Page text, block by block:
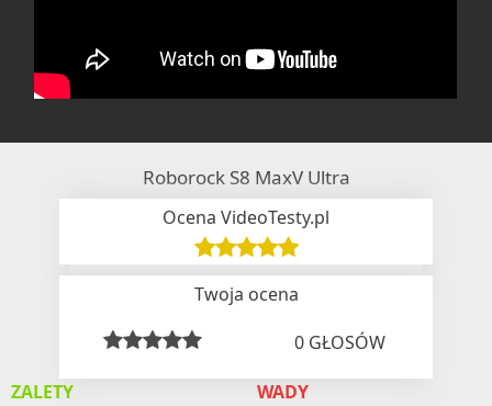
Roborock S8 MaxV Ultra
Ocena VideoTesty.pl
Twoja ocena
0GŁOSÓW
ZALETY WADY